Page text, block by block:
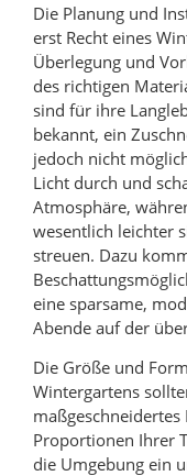
Die Planung und
erst Recht eines
Überlegung und
des richtigen
sind für ihre
bekannt, ein
jedoch nicht
Licht durch und
Atmosphäre,
wesentlich leichter
streuen. Dazu
eine sparsame,
Abende auf der
Die Größe und
Wintergartens
Proportionen Ihrer
die Umgebung ein